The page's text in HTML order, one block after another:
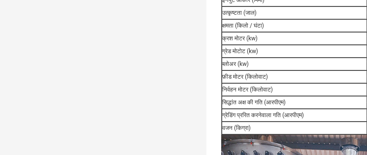
उत्कृष्टता (जाल)
क्षमता (किलो / घंटा)
क्रश मोटर (kw)
ग्रेड मोटोट (kw)
ब्लोअर (kw)
फ़ीड मोटर (किलोवाट)
निर्वहन मोटर (किलोवाट)
सिद्धांत अक्ष की गति (आरपीएम)
ग्रेडिंग प्ररित करनेवाला गति (आरपीएम)
वजन (किग्रा)